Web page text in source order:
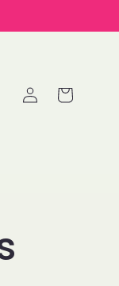
Inloggen
Winkelwagen